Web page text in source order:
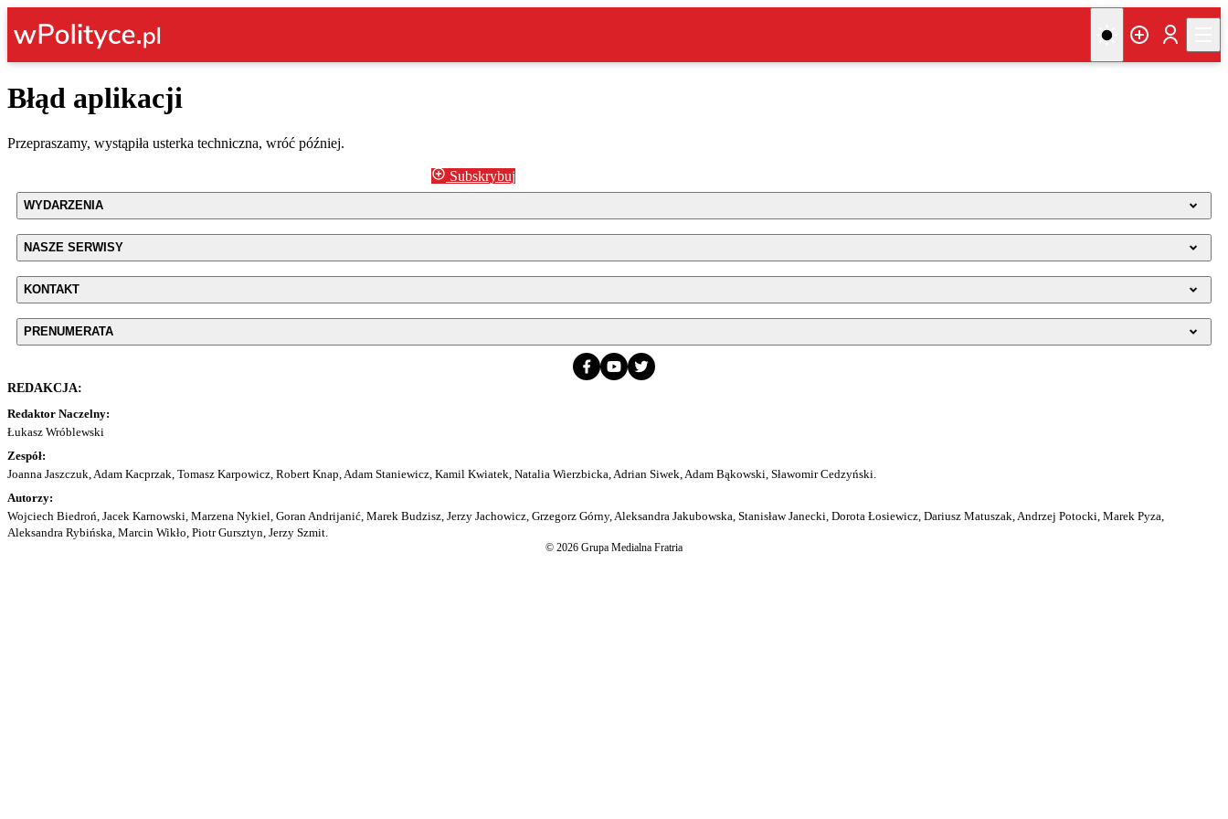
Błąd aplikacji
Przepraszamy, wystąpiła usterka techniczna, wróć później.
Subskrybuj
WYDARZENIA
NASZE SERWISY
KONTAKT
PRENUMERATA
REDAKCJA:
Redaktor Naczelny:
Łukasz Wróblewski
Zespół:
Joanna Jaszczuk, Adam Kacprzak, Tomasz Karpowicz, Robert Knap, Adam Staniewicz, Kamil Kwiatek, Natalia Wierzbicka, Adrian Siwek, Adam Bąkowski, Sławomir Cedzyński.
Autorzy:
Wojciech Biedroń, Jacek Karnowski, Marzena Nykiel, Goran Andrijanić, Marek Budzisz, Jerzy Jachowicz, Grzegorz Górny, Aleksandra Jakubowska, Stanisław Janecki, Dorota Łosiewicz, Dariusz Matuszak, Andrzej Potocki, Marek Pyza,
Aleksandra Rybińska, Marcin Wikło, Piotr Gursztyn, Jerzy Szmit.
© 2026 Grupa Medialna Fratria